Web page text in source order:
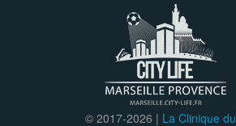
© 2017-2026 | La Clinique du